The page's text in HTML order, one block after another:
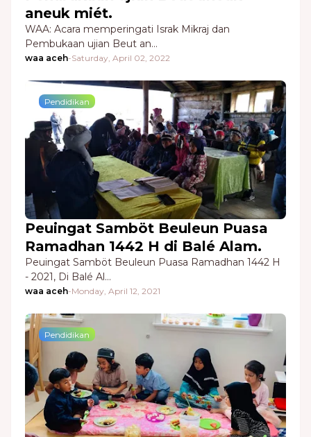
aneuk miét.
WAA: Acara memperingati Israk Mikraj dan
Pembukaan ujian Beut an…
waa aceh-Saturday, April 02, 2022
Pendidikan
Peuingat Samböt Beuleun Puasa
Ramadhan 1442 H di Balé Alam.
Peuingat Samböt Beuleun Puasa Ramadhan 1442 H
- 2021, Di Balé Al…
waa aceh-Monday, April 12, 2021
Pendidikan